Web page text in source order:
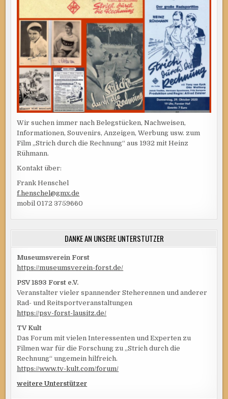
Wir suchen immer nach Belegstücken, Nachweisen,
Informationen, Souvenirs, Anzeigen, Werbung usw. zum
Film „Strich durch die Rechnung“ aus 1932 mit Heinz
Rühmann.
Kontakt über:
Frank Henschel
f.henschel@gmx.de
mobil 0172 3759660
DANKE AN UNSERE UNTERSTÜTZER
Museumsverein Forst
https://museumsverein-forst.de/
PSV 1893 Forst e.V.
Veranstalter vieler spannender Steherennen und anderer
Rad- und Reitsportveranstaltungen
https://psv-forst-lausitz.de/
TV Kult
Das Forum mit vielen Interessenten und Experten zu
Filmen war für die Forschung zu „Strich durch die
Rechnung“ ungemein hilfreich.
https://www.tv-kult.com/forum/
weitere Unterstützer